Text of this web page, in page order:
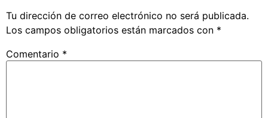
Tu dirección de correo electrónico no será publicada.
Los campos obligatorios están marcados con *
Comentario *